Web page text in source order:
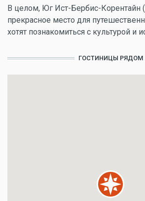
В целом, Юг Ист-Бербис-Корентайн
прекрасное место для
хотят познакомиться с культурой и
ГОСТИНИЦЫ РЯДОМ